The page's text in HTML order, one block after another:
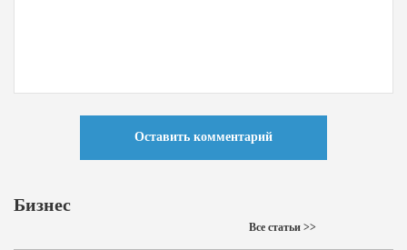
Оставить комментарий
Бизнес
Все статьи >>